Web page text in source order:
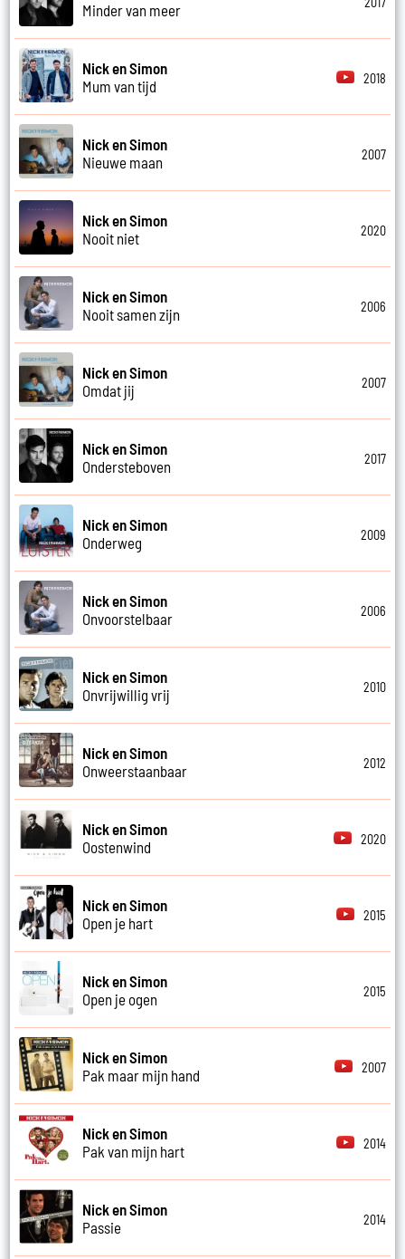
Minder van meer
Nick en Simon
Mum van tijd
2018
Nick en Simon
Nieuwe maan
2007
Nick en Simon
Nooit niet
2020
Nick en Simon
Nooit samen zijn
2006
Nick en Simon
Omdat jij
2007
Nick en Simon
Ondersteboven
2017
Nick en Simon
Onderweg
2009
Nick en Simon
Onvoorstelbaar
2006
Nick en Simon
Onvrijwillig vrij
2010
Nick en Simon
Onweerstaanbaar
2012
Nick en Simon
Oostenwind
2020
Nick en Simon
Open je hart
2015
Nick en Simon
Open je ogen
2015
Nick en Simon
Pak maar mijn hand
2007
Nick en Simon
Pak van mijn hart
2014
Nick en Simon
Passie
2014